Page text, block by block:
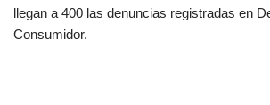
llegan a 400 las denuncias registradas en
Consumidor.